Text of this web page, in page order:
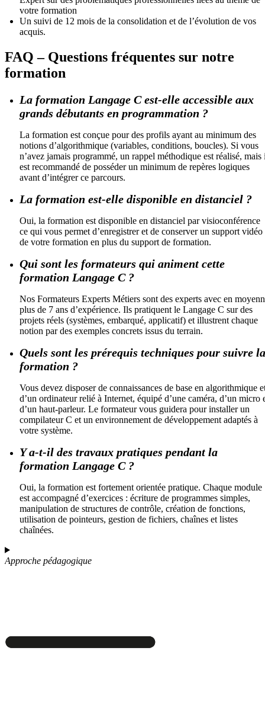
votre formation
Un suivi de 12 mois de la consolidation et de l’évolution de vos
acquis.
FAQ – Questions fréquentes sur notre
formation
La formation Langage C est-elle accessible aux
grands débutants en programmation ?
La formation est conçue pour des profils ayant au minimum des
notions d’algorithmique (variables, conditions, boucles). Si vous
n’avez jamais programmé, un rappel méthodique est réalisé, mais
est recommandé de posséder un minimum de repères logiques
avant d’intégrer ce parcours.
La formation est-elle disponible en distanciel ?
Oui, la formation est disponible en distanciel par visioconférence
ce qui vous permet d’enregistrer et de conserver un support vidéo
de votre formation en plus du support de formation.
Qui sont les formateurs qui animent cette
formation Langage C ?
Nos Formateurs Experts Métiers sont des experts avec en
plus de 7 ans d’expérience. Ils pratiquent le Langage C sur des
projets réels (systèmes, embarqué, applicatif) et illustrent chaque
notion par des exemples concrets issus du terrain.
Quels sont les prérequis techniques pour suivre la
formation ?
Vous devez disposer de connaissances de base en algorithmique
d’un ordinateur relié à Internet, équipé d’une caméra, d’un micro
d’un haut-parleur. Le formateur vous guidera pour installer un
compilateur C et un environnement de développement adaptés à
votre système.
Y a-t-il des travaux pratiques pendant la
formation Langage C ?
Oui, la formation est fortement orientée pratique. Chaque module
est accompagné d’exercices : écriture de programmes simples,
manipulation de structures de contrôle, création de fonctions,
utilisation de pointeurs, gestion de fichiers, chaînes et listes
chaînées.
Approche pédagogique